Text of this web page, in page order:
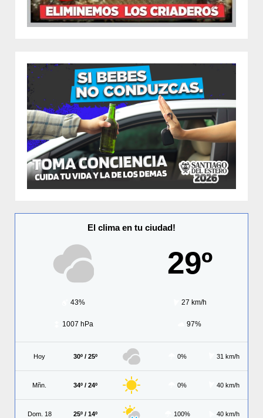
El clima en tu ciudad!
29º
43% 27 km/h
1007 hPa 97%
Hoy 30º / 25º 0% 31 km/h
Mñn. 34º / 24º 0% 40 km/h
Dom. 18 25º / 14º 100% 40 km/h